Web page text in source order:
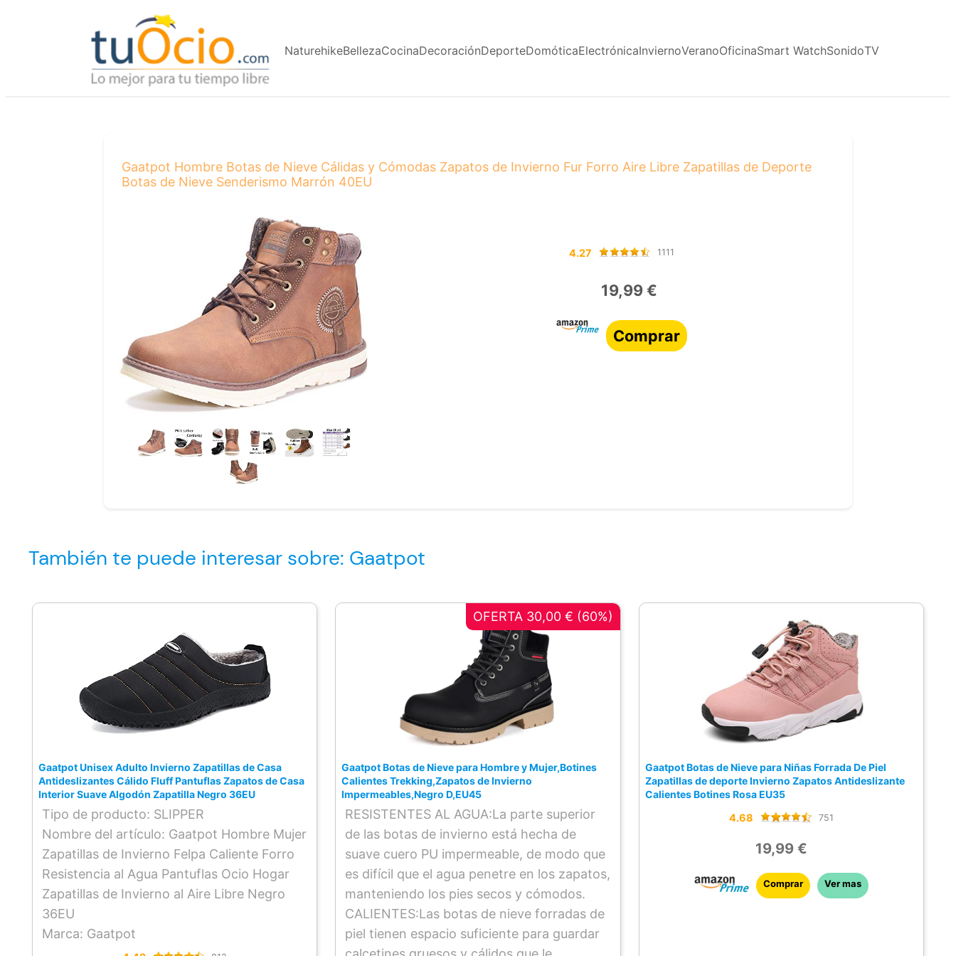
NaturehikeBellezaCocinaDecoraciónDeporteDomóticaElectrónicaInviernoVeranoOficinaSmart WatchSonidoTV
Gaatpot Hombre Botas de Nieve Cálidas y Cómodas Zapatos de Invierno Fur Forro Aire Libre Zapatillas de Deporte
Botas de Nieve Senderismo Marrón 40EU
4.27 1111
19,99 €
Comprar
También te puede interesar sobre: Gaatpot
Gaatpot Unisex Adulto Invierno Zapatillas de Casa
Antideslizantes Cálido Fluff Pantuflas Zapatos de Casa
Interior Suave Algodón Zapatilla Negro 36EU
Tipo de producto: SLIPPER
Nombre del artículo: Gaatpot Hombre Mujer
Zapatillas de Invierno Felpa Caliente Forro
Resistencia al Agua Pantuflas Ocio Hogar
Zapatillas de Invierno al Aire Libre Negro
36EU
Marca: Gaatpot
OFERTA 30,00 € (60%)
Gaatpot Botas de Nieve para Hombre y Mujer,Botines
Calientes Trekking,Zapatos de Invierno
Impermeables,Negro D,EU45
RESISTENTES AL AGUA:La parte superior
de las botas de invierno está hecha de
suave cuero PU impermeable, de modo que
es difícil que el agua penetre en los zapatos,
manteniendo los pies secos y cómodos.
CALIENTES:Las botas de nieve forradas de
piel tienen espacio suficiente para guardar
Gaatpot Botas de Nieve para Niñas Forrada De Piel
Zapatillas de deporte Invierno Zapatos Antideslizante
Calientes Botines Rosa EU35
4.68
751
19,99 €
Comprar Ver mas